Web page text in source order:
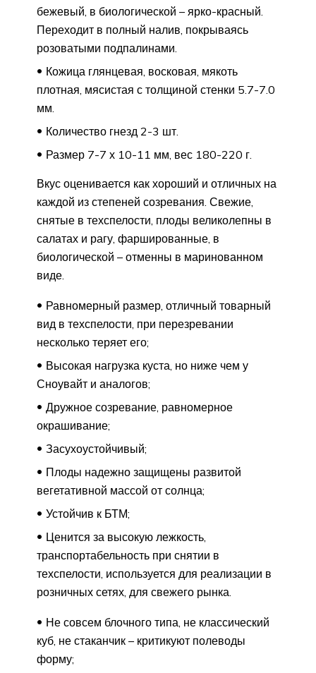
бежевый, в биологической – ярко-красный.
Переходит в полный налив, покрываясь
розоватыми подпалинами.
Кожица глянцевая, восковая, мякоть
плотная, мясистая с толщиной стенки 5.7-7.0
мм.
Количество гнезд 2-3 шт.
Размер 7-7 х 10-11 мм, вес 180-220 г.
Вкус оценивается как хороший и отличных на
каждой из степеней созревания. Свежие,
снятые в техспелости, плоды великолепны в
салатах и рагу, фаршированные, в
биологической – отменны в маринованном
виде.
Равномерный размер, отличный товарный
вид в техспелости, при перезревании
несколько теряет его;
Высокая нагрузка куста, но ниже чем у
Сноувайт и аналогов;
Дружное созревание, равномерное
окрашивание;
Засухоустойчивый;
Плоды надежно защищены развитой
вегетативной массой от солнца;
Устойчив к БТМ;
Ценится за высокую лежкость,
транспортабельность при снятии в
техспелости, используется для реализации в
розничных сетях, для свежего рынка.
Не совсем блочного типа, не классический
куб, не стаканчик – критикуют полеводы
форму;